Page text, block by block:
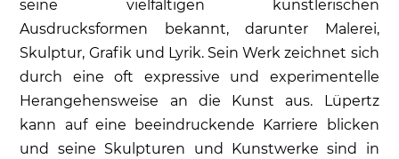
seine vielfältigen künstlerischen
Ausdrucksformen bekannt, darunter Malerei,
Skulptur, Grafik und Lyrik. Sein Werk zeichnet sich
durch eine oft expressive und experimentelle
Herangehensweise an die Kunst aus. Lüpertz
kann auf eine beeindruckende Karriere blicken
und seine Skulpturen und Kunstwerke sind in